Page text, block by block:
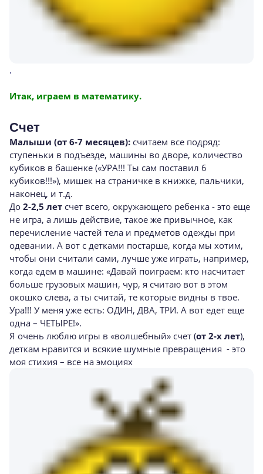
.
Итак, играем в математику.
Счет
Малыши (от 6-7 месяцев): считаем все подряд:
ступеньки в подъезде, машины во дворе, количество
кубиков в башенке («УРА!!! Ты сам поставил 6
кубиков!!!»), мишек на страничке в книжке, пальчики,
наконец, и т.д.
До 2-2,5 лет счет всего, окружающего ребенка - это еще
не игра, а лишь действие, такое же привычное, как
перечисление частей тела и предметов одежды при
одевании. А вот с детками постарше, когда мы хотим,
чтобы они считали сами, лучше уже играть, например,
когда едем в машине: «Давай поиграем: кто насчитает
больше грузовых машин, чур, я считаю вот в этом
окошко слева, а ты считай, те которые видны в твое.
Ура!!! У меня уже есть: ОДИН, ДВА, ТРИ. А вот едет еще
одна – ЧЕТЫРЕ!».
Я очень люблю игры в «волшебный» счет (от 2-х лет),
деткам нравится и всякие шумные превращения - это
моя стихия – все на эмоциях